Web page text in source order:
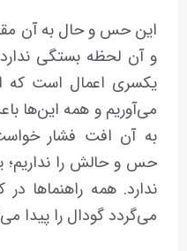
این حس و حال به آن
و آن لحظه بستگی
یکسری اعمال است که
می‌آوریم و همه این‌ها
به آن افت فشار
حس و حالش را نداریم؛
ندارد. همه راهنماها
می‌گردد گودال را پیدا